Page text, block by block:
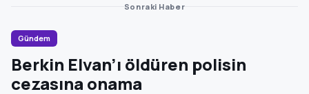
Sonraki Haber
Gündem
Berkin Elvan’ı öldüren polisin
cezasına onama